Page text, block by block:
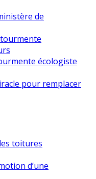
de
tourmente
écologiste
pour remplacer
toitures
d’une